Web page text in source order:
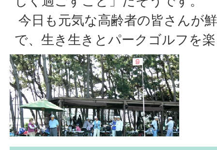
今日も元気な高齢者の皆さんが
で、生き生きとパークゴルフを